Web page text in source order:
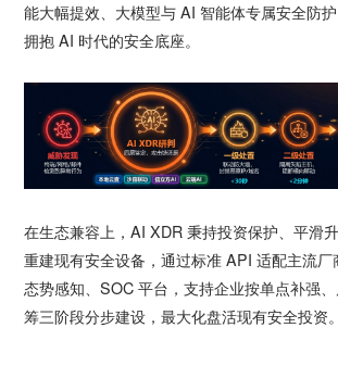
能大幅提效、大模型与 AI 智能体专属安全防
拥抱 AI 时代的安全底座。
在生态兼容上，AI XDR 秉持投资保护、平滑
重建现有安全设备，通过标准 API 适配主流
态势感知、SOC 平台，支持企业按单点补强
筹三阶段分步建设，最大化盘活现有安全投资。